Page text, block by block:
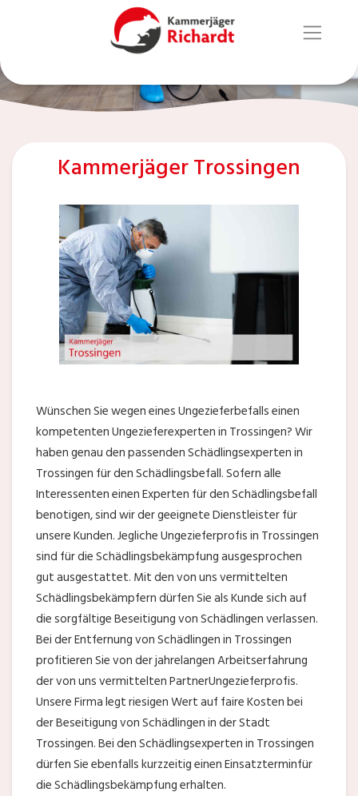
Kammerjäger Trossingen
Wünschen Sie wegen eines Ungezieferbefalls einen
kompetenten Ungezieferexperten in Trossingen? Wir
haben genau den passenden Schädlingsexperten in
Trossingen für den Schädlingsbefall. Sofern alle
Interessenten einen Experten für den Schädlingsbefall
benotigen, sind wir der geeignete Dienstleister für
unsere Kunden. Jegliche Ungezieferprofis in Trossingen
sind für die Schädlingsbekämpfung ausgesprochen
gut ausgestattet. Mit den von uns vermittelten
Schädlingsbekämpfern dürfen Sie als Kunde sich auf
die sorgfältige Beseitigung von Schädlingen verlassen.
Bei der Entfernung von Schädlingen in Trossingen
profitieren Sie von der jahrelangen Arbeitserfahrung
der von uns vermittelten PartnerUngezieferprofis.
Unsere Firma legt riesigen Wert auf faire Kosten bei
der Beseitigung von Schädlingen in der Stadt
Trossingen. Bei den Schädlingsexperten in Trossingen
dürfen Sie ebenfalls kurzzeitig einen Einsatzterminfür
die Schädlingsbekämpfung erhalten.